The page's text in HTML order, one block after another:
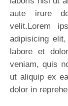
aute irure
velit.Lorem
adipisicing
labore et
veniam, quis
ut aliquip ex
dolor in